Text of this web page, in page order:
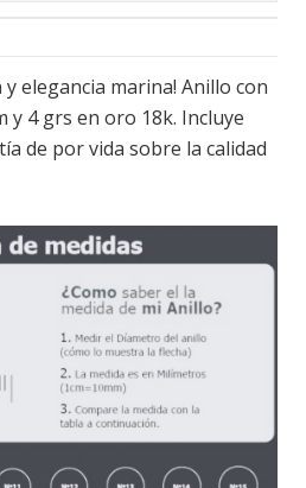
elegancia marina! Anillo con
y 4 grs en oro 18k. Incluye
de por vida sobre la calidad